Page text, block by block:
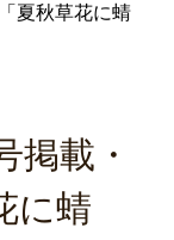
夏秋草花に蜻
掲載・
に蜻